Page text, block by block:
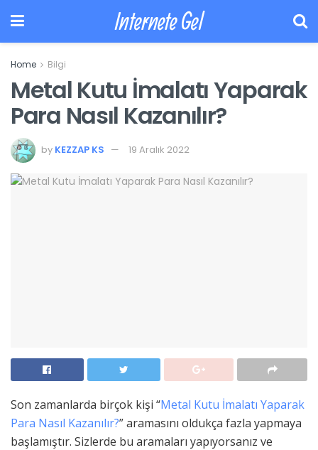
Internete Gel
Home Bilgi
Metal Kutu İmalatı Yaparak
Para Nasıl Kazanılır?
by KEZZAP KS 19 Aralık 2022
Son zamanlarda birçok kişi “Metal Kutu İmalatı Yaparak
Para Nasıl Kazanılır?” aramasını oldukça fazla yapmaya
başlamıştır. Sizlerde bu aramaları yapıyorsanız ve